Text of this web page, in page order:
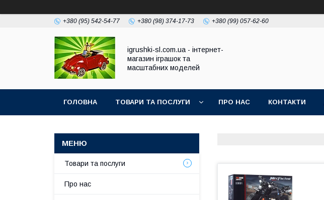
+380 (95) 542-54-77 +380 (98) 374-17-73 +380 (99) 057-62-60
igrushki-sl.com.ua - інтернет-
магазин іграшок та
масштабних моделей
ГОЛОВНА ТОВАРИ ТА ПОСЛУГИ ПРО НАС КОНТАКТИ
Товари та послуги
Про нас